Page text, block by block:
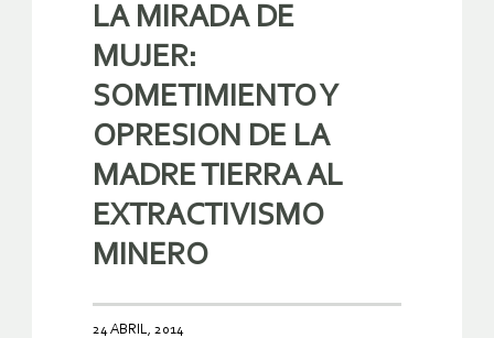
LA MIRADA DE
MUJER:
SOMETIMIENTO Y
OPRESION DE LA
MADRE TIERRA AL
EXTRACTIVISMO
MINERO
24 ABRIL, 2014